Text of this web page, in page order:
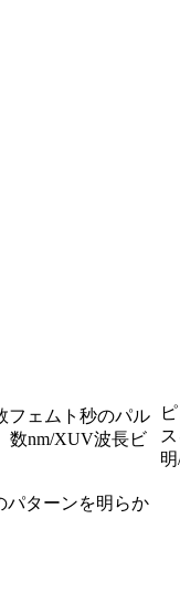
フェムト秒のパル
数nm/XUV波長ビ
パターンを明らか